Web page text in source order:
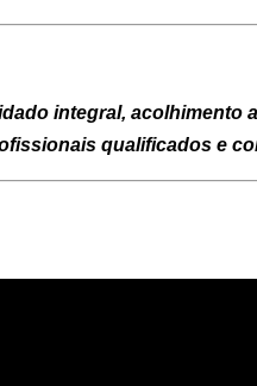
integral, acolhimento
qualificados e